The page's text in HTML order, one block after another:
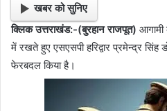
खबर को सुनिए
क्लिक उत्तराखंड:-(बुरहान राजपूत)
में रखते हुए एसएसपी हरिद्वार प्रमेन्द्र सिंह
फेरबदल किया है।